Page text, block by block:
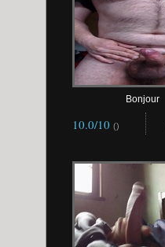
Bonjour
10.0/10 ()